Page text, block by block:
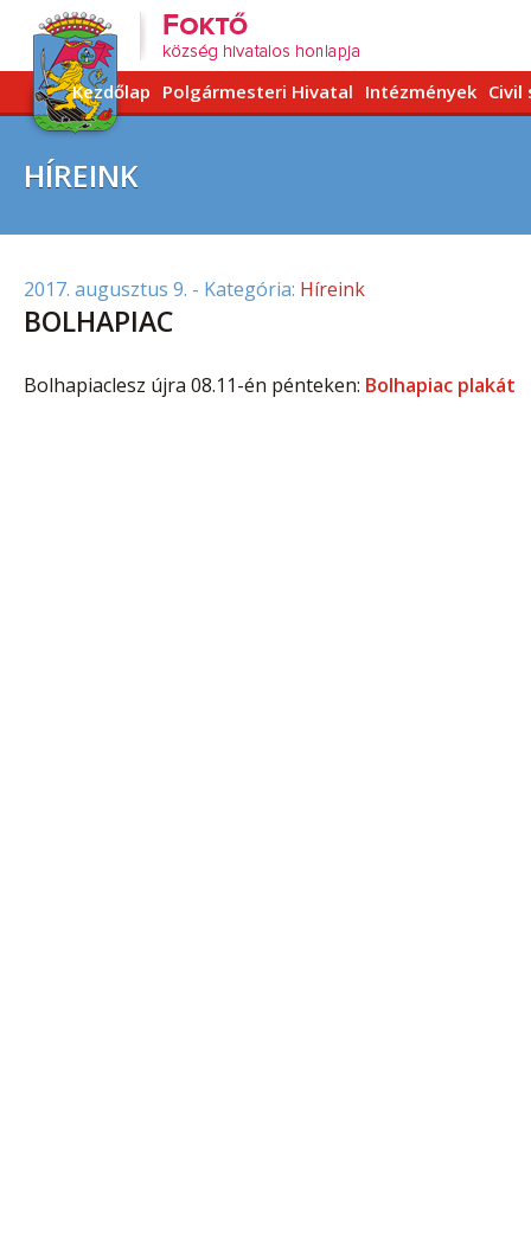
Kezdőlap Polgármesteri Hivatal Intézmények Civil
HÍREINK
2017. augusztus 9. - Kategória: Híreink
BOLHAPIAC
Bolhapiaclesz újra 08.11-én pénteken: Bolhapiac plakát